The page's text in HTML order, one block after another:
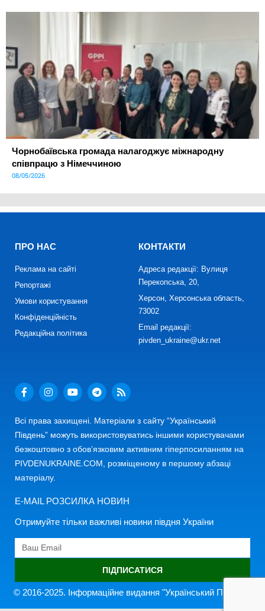
Чорнобаївська громада налагоджує міжнародну
співпрацю з Німеччиною
08/05/2026
ПРО НАС
Реклама на сайті
Репортажі
Умови користування
Конфіденційність
Редакційна політика
КОНТАКТИ
Адреса редакції: Вулиця
Перекопська, 20,
Херсон, Херсонська область,
73002
Email редакції:
pivden_ukraine@ukr.net
Всі права захищені. Матеріали з сайту “Український
Південь” можуть використовуватись іншими користувачами
безкоштовно з обов’язковим активним гіперпосиланням на
PIVDENUKRAINE.COM, розміщеному в першому абзаці
матеріалу.
E-MAIL РОЗСИЛКА НОВИН
Отримуйте тільки важливі новини півдня України
ПІДПИСАТИСЯ
© 2016-2025. Інформаційне видання "Український Південь"